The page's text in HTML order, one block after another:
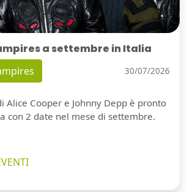
a settembre in Italia
30/07/2026
Alice Cooper e Johnny Depp è pronto
con 2 date nel mese di settembre.